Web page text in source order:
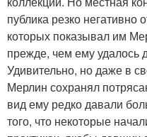
публика резко негативно
которых показывал им
прежде, чем ему удалось
Удивительно, но даже в
Мерлин сохранял
вид ему редко давали
того, что некоторые